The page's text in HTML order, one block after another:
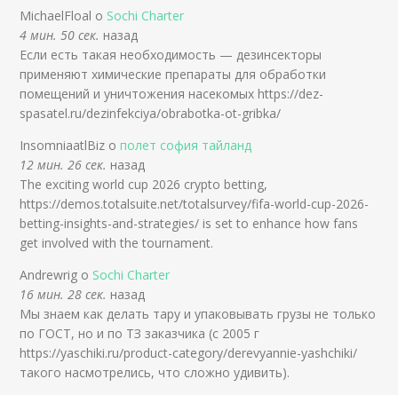
MichaelFloal о Sochi Charter
4 мин. 50 сек. назад
Если есть такая необходимость — дезинсекторы
применяют химические препараты для обработки
помещений и уничтожения насекомых https://dez-
spasatel.ru/dezinfekciya/obrabotka-ot-gribka/
InsomniaatlBiz ополет софия тайланд
12 мин. 26 сек. назад
The exciting world cup 2026 crypto betting,
https://demos.totalsuite.net/totalsurvey/fifa-world-cup-2026-
betting-insights-and-strategies/ is set to enhance how fans
get involved with the tournament.
Andrewrig о Sochi Charter
16 мин. 28 сек. назад
Мы знаем как делать тару и упаковывать грузы не только
по ГОСТ, но и по ТЗ заказчика (с 2005 г
https://yaschiki.ru/product-category/derevyannie-yashchiki/
такого насмотрелись, что сложно удивить).